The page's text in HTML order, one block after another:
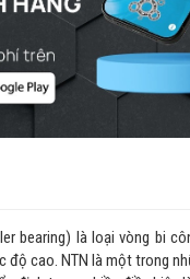
bearing) là loại vòng bi
cao. NTN là một trong